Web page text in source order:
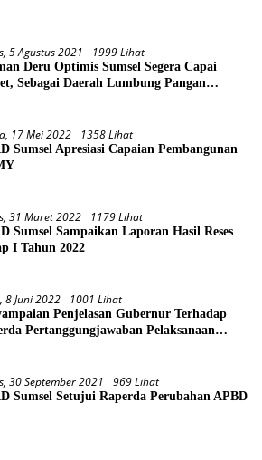
5 Agustus 2021 1999 Lihat
Deru Optimis Sumsel Segera Capai
Sebagai Daerah Lumbung Pangan
17 Mei 2022 1358 Lihat
Sumsel Apresiasi Capaian Pembangunan
31 Maret 2022 1179 Lihat
Sumsel Sampaikan Laporan Hasil Reses
I Tahun 2022
8 Juni 2022 1001 Lihat
Penjelasan Gubernur Terhadap
Pertanggungjawaban Pelaksanaan
30 September 2021 969 Lihat
Sumsel Setujui Raperda Perubahan APBD